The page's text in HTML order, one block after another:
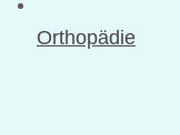
Orthopädie